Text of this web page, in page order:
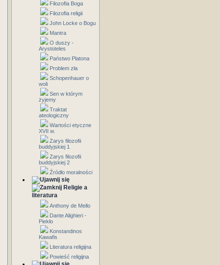
Filozofia Boga
Filozofia religii
John Locke o Bogu
Mantra
O duszy -
Arystoteles
Państwo Platona
Problem zła
Schopenhauer o
woli
Sen w którym
żyjemy
Traktat
ateologiczny
Wartości etyczne
XVII w.
Zarys filozofii
buddyjskiej 1
Zarys filozofii
buddyjskiej 2
Źródło moralności
Religie a
literatura
Anthony de Mello
Dante Alighieri -
Piekło
Konstandinos
Kawafis
Literatura religijna
Powieść religijna